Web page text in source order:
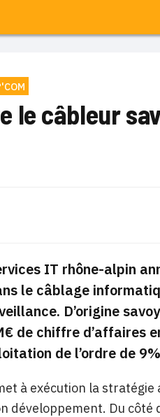
le câbleur
IT rhône-alpin
le câblage
D’origine
de chiffre d’affaires
de l’ordre de
à exécution la
Du côté